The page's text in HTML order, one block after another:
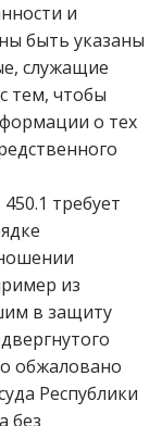
и
быть указаны
служащие
тем, чтобы
о тех
требует
из
в защиту
обжаловано
Республики
без